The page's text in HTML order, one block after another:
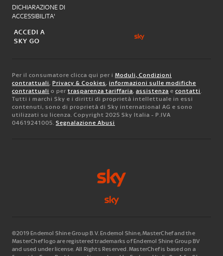
DICHIARAZIONE DI
ACCESSIBILITA'
ACCEDI A
SKY GO
Per il consumatore clicca qui per i Moduli, Condizioni
contrattuali, Privacy & Cookies, informazioni sulle modifiche
contrattuali o per trasparenza tariffaria, assistenza e contatti.
Tutti i marchi Sky e i diritti di proprietà intellettuale in essi
contenuti, sono di proprietà di Sky international AG e sono
utilizzati su licenza. Copyright 2025 Sky Italia - P.IVA
04619241005. Segnalazione Abusi
©2019 Endemol Shine Group B.V. Endemol Shine, MasterChef and the
MasterChef logo are registered trademarks of Endemol Shine Group BV
and used under license. All Rights Reserved. MasterChef is based on a